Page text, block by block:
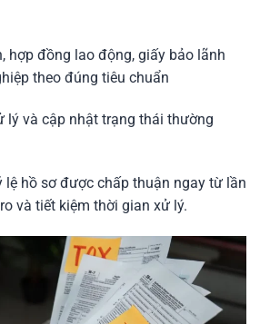
hợp đồng lao động, giấy bảo lãnh
theo đúng tiêu chuẩn
lý và cập nhật trạng thái thường
hồ sơ được chấp thuận ngay từ lần
và tiết kiệm thời gian xử lý.